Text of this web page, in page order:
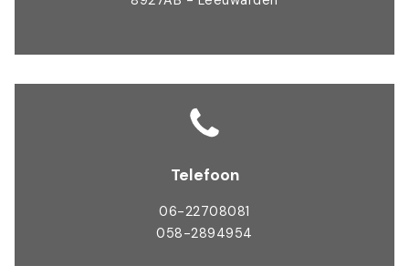
Telefoon
06-22708081
058-2894954